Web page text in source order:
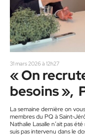
31 mars 2026 à 12h27
« On
besoins »,
Plamondon
La semaine dernière on
membres du PQ à Saint-
Nathalie Lasalle n’ait pas
suis pas intervenu dans le